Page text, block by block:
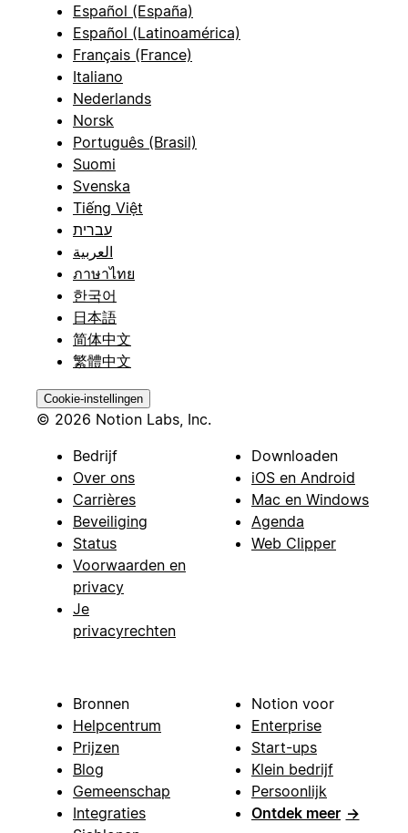
Español (España)
Español (Latinoamérica)
Français (France)
Italiano
Nederlands
Norsk
Português (Brasil)
Suomi
Svenska
Tiếng Việt
עברית
العربية
ภาษาไทย
한국어
日本語
简体中文
繁體中文
Cookie-instellingen
© 2026 Notion Labs, Inc.
Bedrijf
Over ons
Carrières
Beveiliging
Status
Voorwaarden en
privacy
Je
privacyrechten
Downloaden
iOS en Android
Mac en Windows
Agenda
Web Clipper
Bronnen
Helpcentrum
Prijzen
Blog
Gemeenschap
Integraties
Notion voor
Enterprise
Start-ups
Klein bedrijf
Persoonlijk
Ontdek meer →